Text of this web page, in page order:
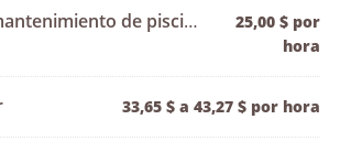
Supervisor de mantenimiento de piscinas
25,00 $ por
hora
33,65 $ a 43,27 $ por hora